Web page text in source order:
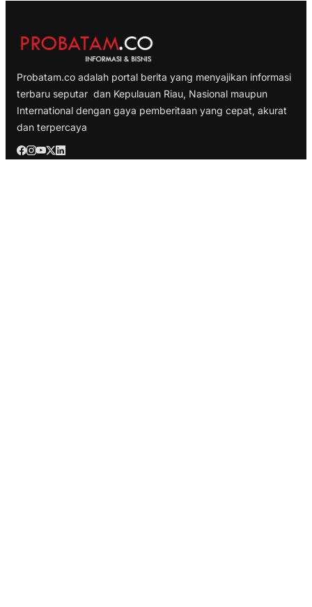
Probatam.co adalah portal berita yang menyajikan informasi
terbaru seputar dan Kepulauan Riau, Nasional maupun
International dengan gaya pemberitaan yang cepat, akurat
dan terpercaya